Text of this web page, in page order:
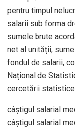
pentru timpul
salarii sub forma
sumele brute
net al unității,
fondul de salarii,
Național de
cercetării statistice
câștigul salarial
câștigul salarial